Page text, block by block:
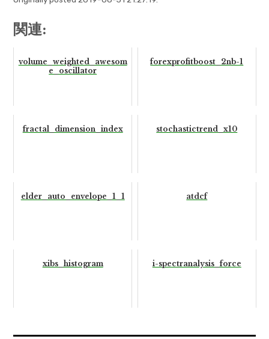
関連:
volume_weighted_awesom
e_oscillator
forexprofitboost_2nb-1
fractal_dimension_index stochastictrend_x10
elder_auto_envelope_1_1 atdcf
xibs_histogram i-spectranalysis_force